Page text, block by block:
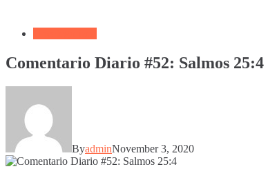
Comentario Diario #52: Salmos 25:4
ByadminNovember 3, 2020